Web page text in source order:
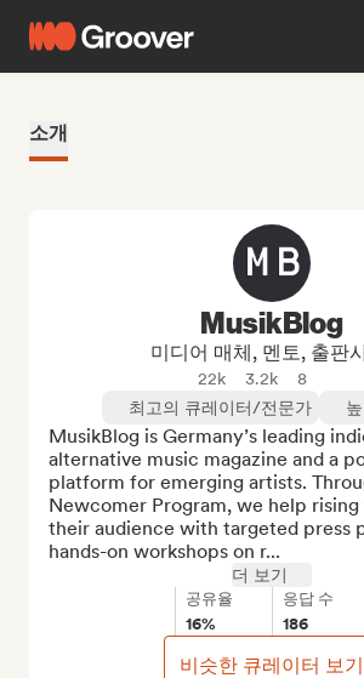
소개
MusikBlog
미디어 매체, 멘토, 출판
22k 3.2k
8
최고의 큐레이터/전문가
MusikBlog is Germany’s leading
alternative music magazine and a
platform for emerging artists.
Newcomer Program, we help
their audience with targeted press
hands-on workshops on r...
더 보기
공유율
16%
응답 수
186
비슷한 큐레이터 보기